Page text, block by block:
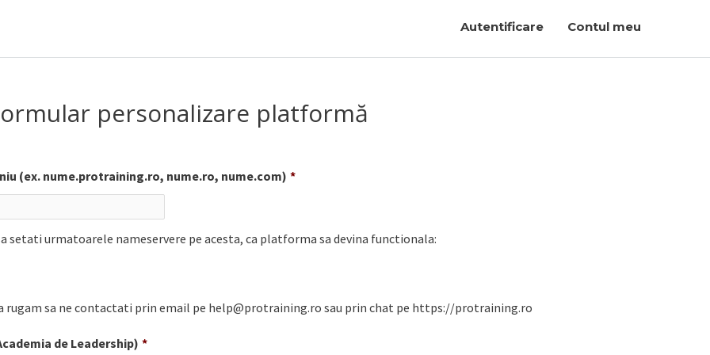
Autentificare Contul meu
personalizare platformă
(ex. nume.protraining.ro, nume.ro, nume.com) *
urmatoarele nameservere pe acesta, ca platforma sa devina functionala:
rugam sa ne contactati prin email pe help@protraining.ro sau prin chat pe https://protraining.ro
de Leadership) *